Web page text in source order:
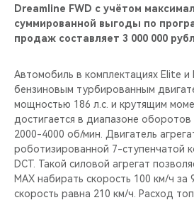
Dreamline FWD с учётом
суммированной выгоды по
продаж составляет 3 000 000
Автомобиль в комплектациях Elite и
бензиновым турбированным
мощностью 186 л.с. и крутящим
достигается в диапазоне оборотов
2000-4000 об/мин. Двигатель
роботизированной 7-ступенчатой
DCT. Такой силовой агрегат
MAX набирать скорость 100 км/ч за
скорость равна 210 км/ч. Расход